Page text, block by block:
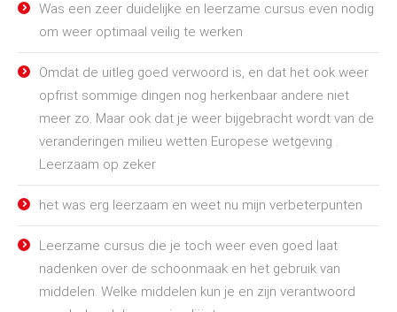
Was een zeer duidelijke en leerzame cursus even nodig
om weer optimaal veilig te werken
Omdat de uitleg goed verwoord is, en dat het ook weer
opfrist sommige dingen nog herkenbaar andere niet
meer zo. Maar ook dat je weer bijgebracht wordt van de
veranderingen milieu wetten Europese wetgeving .
Leerzaam op zeker
het was erg leerzaam en weet nu mijn verbeterpunten
Leerzame cursus die je toch weer even goed laat
nadenken over de schoonmaak en het gebruik van
middelen. Welke middelen kun je en zijn verantwoord